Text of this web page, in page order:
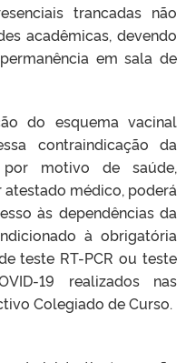
trancadas não
acadêmicas, devendo
em sala de
do esquema vacinal
contraindicação da
por motivo de saúde,
médico, poderá
às dependências da
à obrigatória
teste RT-PCR ou teste
19 realizados nas
Colegiado de Curso.